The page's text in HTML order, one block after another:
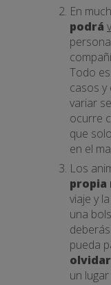
En
podrá
Todo
casos y
variar
ocurre
que
en el
Los
propia
viaje y
una
pueda
un